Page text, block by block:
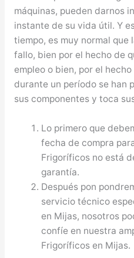
máquinas, pueden darnos
instante de su vida útil. Y
tiempo, es muy normal que
fallo, bien por el hecho de
empleo o bien, por el
durante un período se han
sus componentes y toca
Lo primero que
fecha de compra
Frigoríficos no está
garantía.
Después pon
servicio técnico
en Mijas, nosotros
confíe en nuestra
Frigoríficos en Mijas.